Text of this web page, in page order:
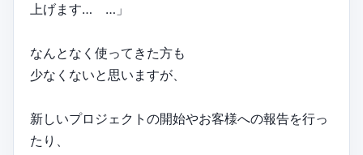
上げます… …」
なんとなく使ってきた方も
少なくないと思いますが、
新しいプロジェクトの開始やお客様への報告を行っ
たり、